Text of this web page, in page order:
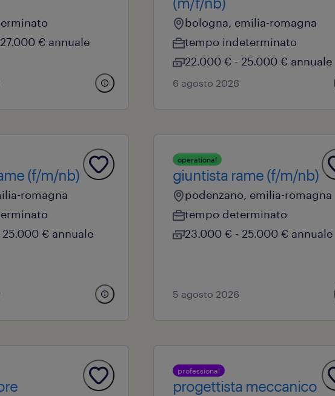
€ annuale
bologna, emilia-romagna
tempo indeterminato
22.000 € - 25.000 € annuale
6 agosto 2026
(f/m/nb)
romagna
€ annuale
operational
giuntista rame (f/m/nb)
podenzano, emilia-romagna
tempo determinato
23.000 € - 25.000 € annuale
5 agosto 2026
professional
progettista meccanico